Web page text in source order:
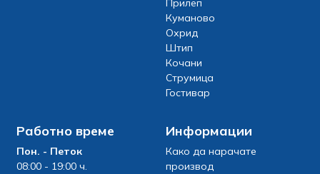
Прилеп
Куманово
Охрид
Штип
Кочани
Струмица
Гостивар
Работно време
Пон. - Петок
08:00 - 19:00 ч.
Информации
Како да нарачате
производ